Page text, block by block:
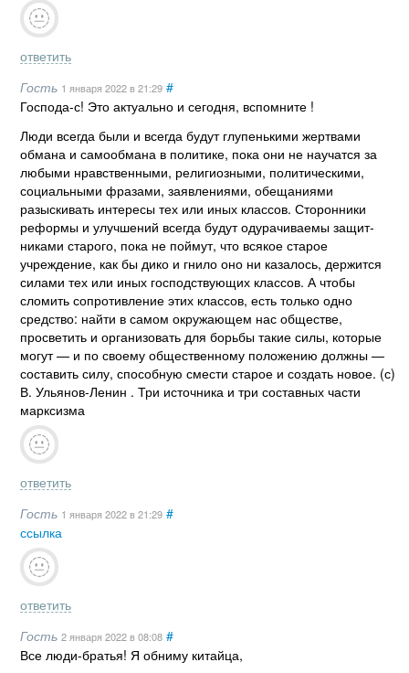
ответить
Гость 1 января 2022в 21:29 #
Господа-с! Это актуально и сегодня, вспомните !
Люди всегда были и всегда будут глупенькими жертвами
обмана и самообмана в по­литике, пока они не научатся за
любыми нравственными, религиозными, политически­ми,
социальными фразами, заявлениями, обещаниями
разыскивать интересы тех или иных классов. Сторонники
реформы и улучшений всегда будут одурачиваемы защит­
никами старого, пока не поймут, что всякое старое
учреждение, как бы дико и гнило оно ни казалось, держится
силами тех или иных господствующих классов. А чтобы
сломить сопротивление этих классов, есть только одно
средство: найти в самом окру­жающем нас обществе,
просветить и организовать для борьбы такие силы, которые
мо­гут — и по своему общественному положению должны —
составить силу, способную смести старое и создать новое. (с)
В. Ульянов-Ленин . Три источника и три составных части
марксизма
ответить
Гость 1 января 2022в 21:29 #
ссылка
ответить
Гость 2 января 2022в 08:08 #
Все люди-братья! Я обниму китайца,